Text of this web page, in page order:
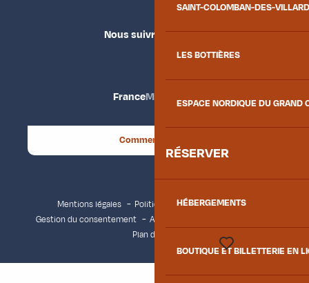
SAINT-COLOMBAN-DES-
LES BOTTIÈRES
ESPACE NORDIQUE DU GRAND
RÉSERVER
HÉBERGEMENTS
BOUTIQUE ET BILLETTERIE EN
Nous suivre
FranceMaurienne
Comment venir ?
Mentions légales
Politique de confidentialité
Gestion du consentement
Accessibilité : non conforme
Plan du site